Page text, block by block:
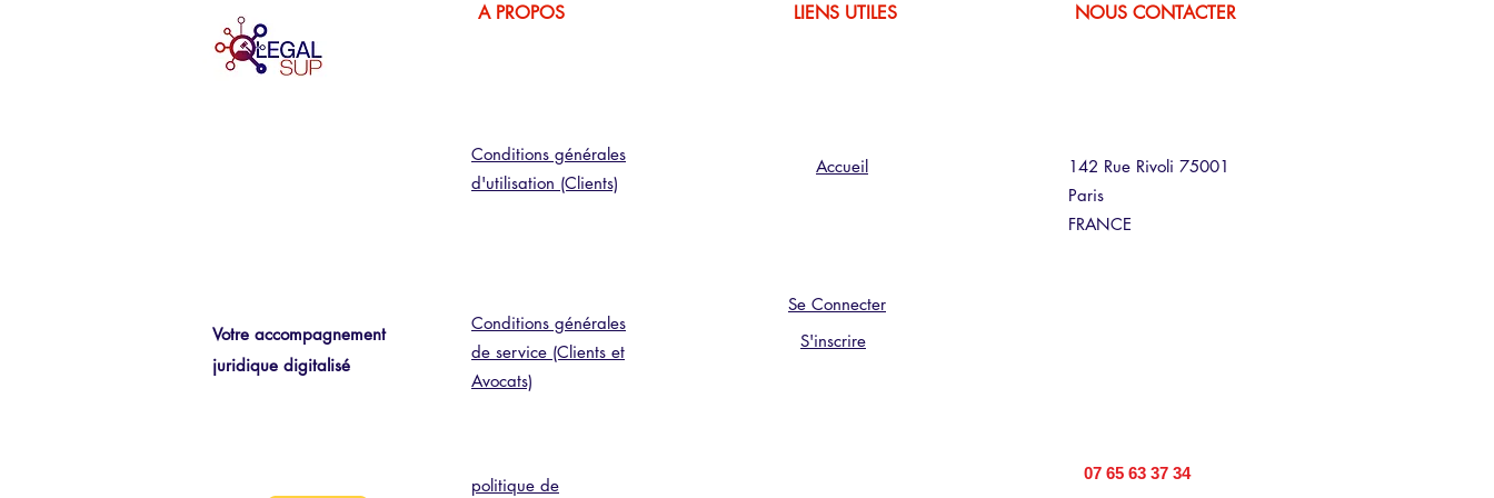
A PROPOS
Conditions générales
d'utilisation (Clients)
Votre accompagnement
juridique digitalisé
Conditions générales
de service (Clients et
Avocats)
politique de
LIENS UTILES
Accueil
Se Connecter
S'inscrire
NOUS CONTACTER
142 Rue Rivoli 75001
Paris
FRANCE
07 65 63 37 34